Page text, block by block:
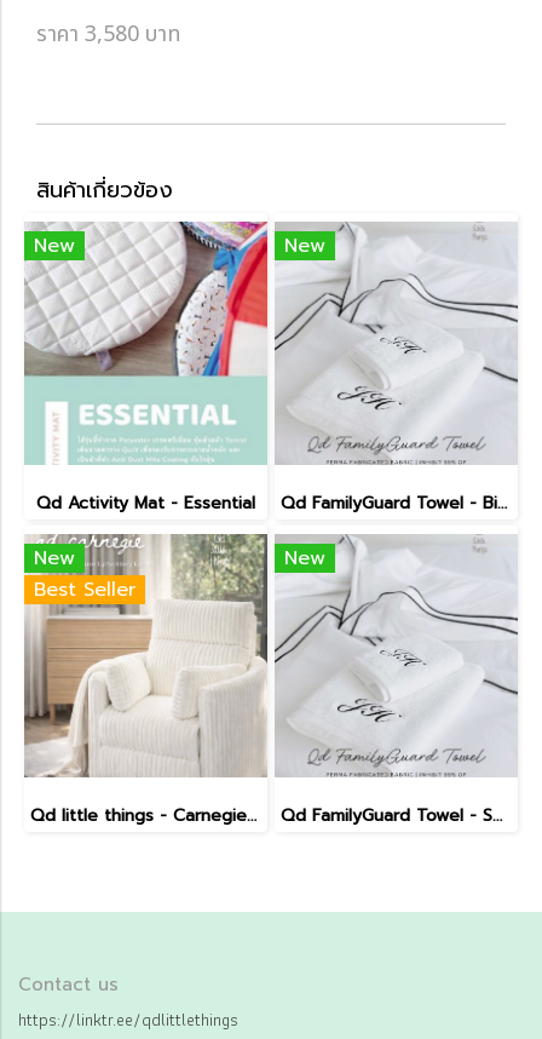
ราคา 3,580 บาท
สินค้าเกี่ยวข้อง
New
Qd Activity Mat - Essential
New
Qd FamilyGuard Towel - Big Size 70x140cm
New
Best Seller
Qd little things - Carnegie Electric Recliner
New
Qd FamilyGuard Towel - Small Size 38x81cm
Contact us
https://linktr.ee/qdlittlethings